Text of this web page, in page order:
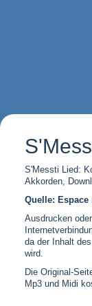
S'Messti Lied:
Akkorden,
Quelle:
Ausdrucken
da der Inhalt
wird.
Die Original-
Mp3 und Midi